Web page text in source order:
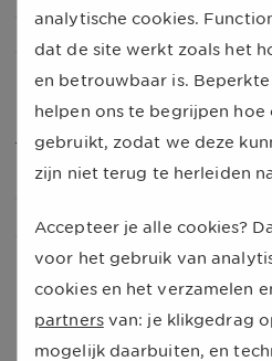
te zetten en zoveel mogelijk
dan ook ruim behaald.
De FitterUp stappenchallenge
juni 2025 en motiveerde onze
beweging te komen en zich in
FitterUp app
analytische cookies.
dat de site werkt zoals het
en betrouwbaar is.
helpen ons te begrijpen
gebruikt, zodat we deze
zijn niet terug te herleiden
Accepteer je alle cookies?
voor het gebruik van
cookies en het verzamelen
partners van: je klikgedrag
mogelijk daarbuiten, en